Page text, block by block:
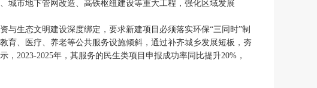
城市地下管网改造、高铁枢纽建设等重大工程，强化区域发展
生态文明建设深度绑定，要求新建项目必须落实环保“三同时”制
育、医疗、养老等公共服务设施倾斜，通过补齐城乡发展短板，夯
2023-2025年，其服务的民生类项目申报成功率同比提升20%，